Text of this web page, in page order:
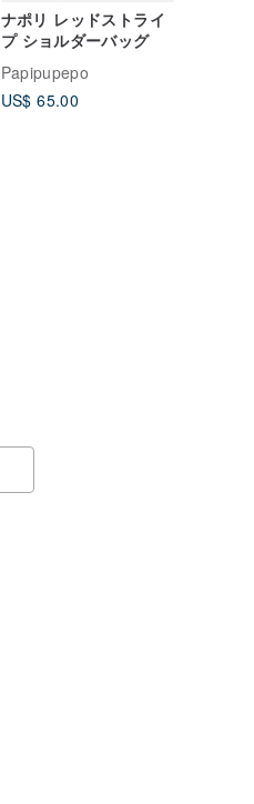
ナポリ レッドストライ
プ ショルダーバッグ
Papipupepo
US$ 65.00